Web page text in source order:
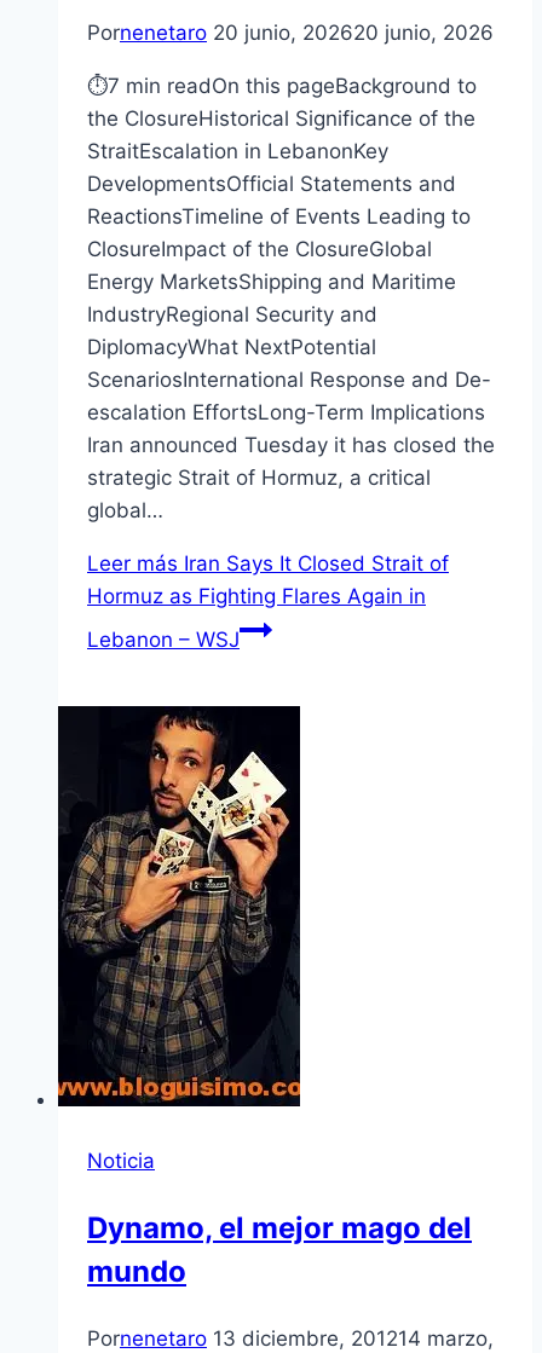
Pornenetaro 20 junio, 202620 junio, 2026
⏱7 min readOn this pageBackground to
the ClosureHistorical Significance of the
StraitEscalation in LebanonKey
DevelopmentsOfficial Statements and
ReactionsTimeline of Events Leading to
ClosureImpact of the ClosureGlobal
Energy MarketsShipping and Maritime
IndustryRegional Security and
DiplomacyWhat NextPotential
ScenariosInternational Response and De-
escalation EffortsLong-Term Implications
Iran announced Tuesday it has closed the
strategic Strait of Hormuz, a critical
global…
Leer más Iran Says It Closed Strait of
Hormuz as Fighting Flares Again in
Lebanon – WSJ
Noticia
Dynamo, el mejor mago del
mundo
Pornenetaro 13 diciembre, 201214 marzo,